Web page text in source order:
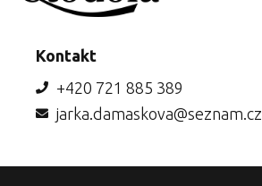
Kontakt
+420 721 885 389
jarka.damaskova@seznam.cz